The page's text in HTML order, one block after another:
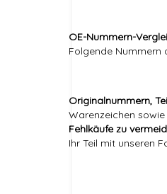
OE-Nummern-
Folgende Nummern
Originalnummern,
Warenzeichen
Fehlkäufe zu
Ihr Teil mit unseren